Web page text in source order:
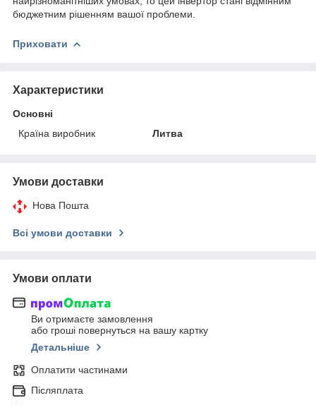
бюджетним рішенням вашої проблеми.
Приховати
Характеристики
Основні
Країна виробник
Литва
Умови доставки
Нова Пошта
Всі умови доставки
Умови оплати
Ви отримаєте замовлення
або гроші повернуться на вашу картку
Детальніше
Оплатити частинами
Післяплата